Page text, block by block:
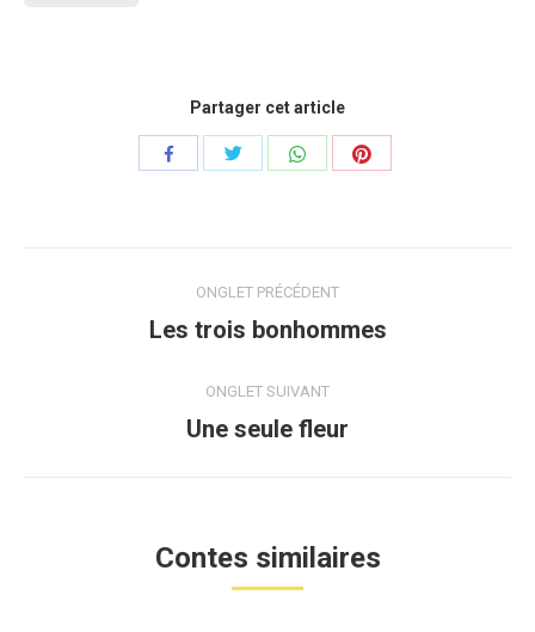
Partager cet article
Share
Share
commentaire
ONGLET PRÉCÉDENT
Onglet
Les trois bonhommes
ONGLET SUIVANT
Projets
Une seule fleur
Contes similaires